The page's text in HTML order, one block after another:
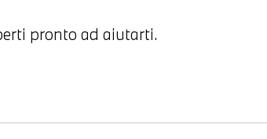
pronto ad aiutarti.